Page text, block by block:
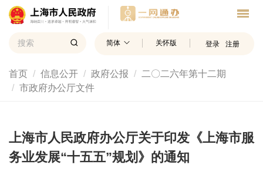
简体 关怀版 登录 注册
首页 信息公开 政府公报
二〇二六年第十二期
市政府办公厅文件
上海市人民政府办公厅关于印发《上海市服
务业发展“十五五”规划》的通知